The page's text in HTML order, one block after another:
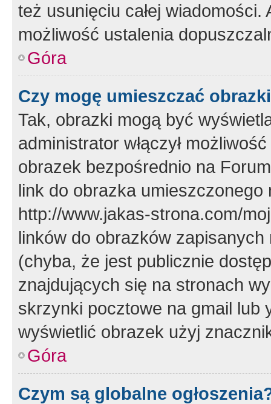
też usunięciu całej
możliwość ustalenia
Góra
Czy mogę umieszczać
Tak, obrazki mogą być
administrator włączył
obrazek bezpośrednio na
link do obrazka
http://www.jakas-strona.com/
linków do obrazków
(chyba, że jest publicznie
znajdujących się na stronach
skrzynki pocztowe na gmail lub
wyświetlić obrazek użyj
Góra
Czym są globalne